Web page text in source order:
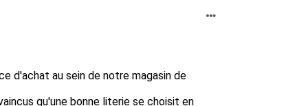
d'achat au sein de notre magasin de
qu'une bonne literie se choisit en